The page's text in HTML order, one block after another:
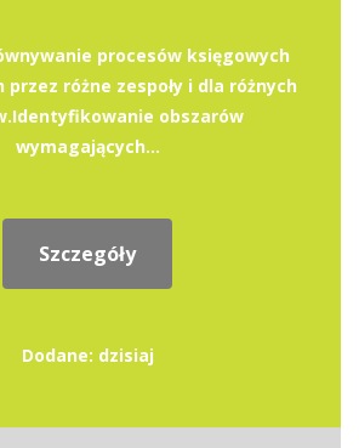
procesów księgowych
przez różne zespoły i dla różnych
obszarów
wymagających...
Szczegóły
Dodane: dzisiaj